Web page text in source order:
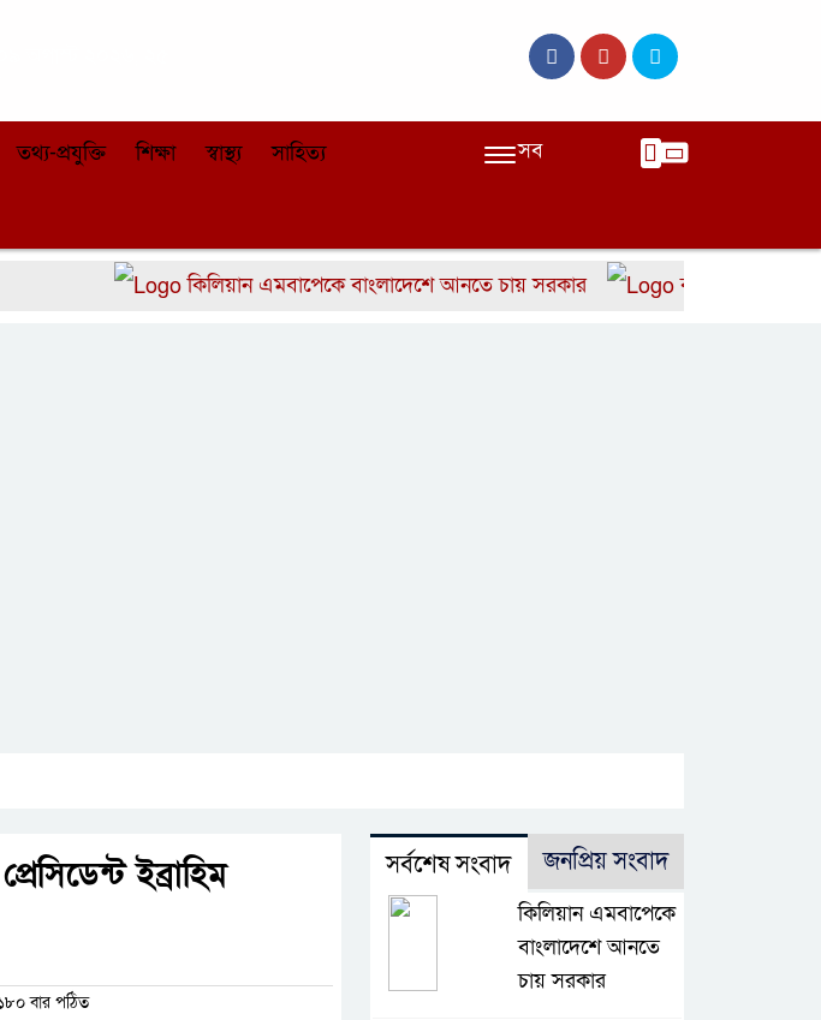
তথ্য-প্রযুক্তি শিক্ষা স্বাস্থ্য সাহিত্য সব
কিলিয়ান এমবাপেকে বাংলাদেশে আনতে চায় সরকার বাংলাদেশের দ্রুত ৬
ইব্রাহিম
বার পঠিত
সর্বশেষ সংবাদ জনপ্রিয় সংবাদ
কিলিয়ান এমবাপেকে
বাংলাদেশে আনতে
চায় সরকার